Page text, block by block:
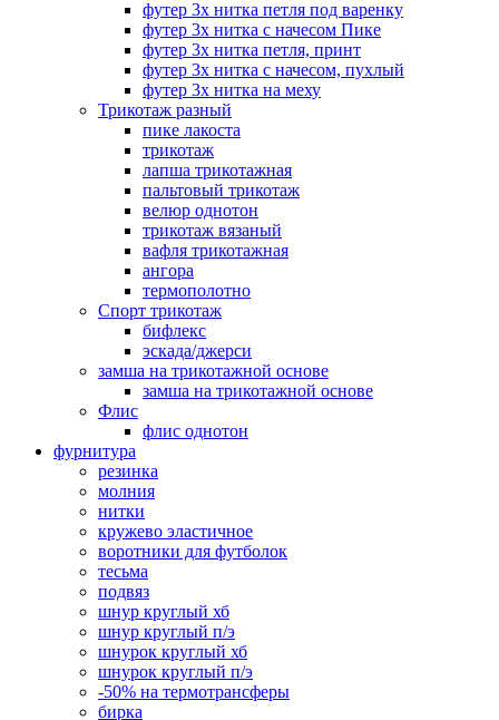
футер 3х нитка петля под варенку
футер 3х нитка с начесом Пике
футер 3х нитка петля, принт
футер 3х нитка с начесом, пухлый
футер 3х нитка на меху
Трикотаж разный
пике лакоста
трикотаж
лапша трикотажная
пальтовый трикотаж
велюр однотон
трикотаж вязаный
вафля трикотажная
ангора
термополотно
Спорт трикотаж
бифлекс
эскада/джерси
замша на трикотажной основе
замша на трикотажной основе
Флис
флис однотон
фурнитура
резинка
молния
нитки
кружево эластичное
воротники для футболок
тесьма
подвяз
шнур круглый хб
шнур круглый п/э
шнурок круглый хб
шнурок круглый п/э
-50% на термотрансферы
бирка